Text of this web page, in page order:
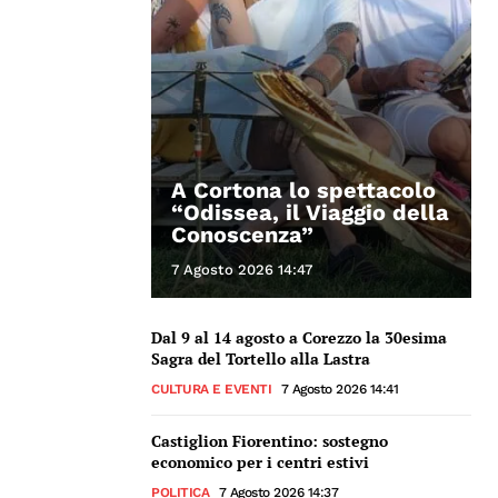
A Cortona lo spettacolo
“Odissea, il Viaggio della
Conoscenza”
7 Agosto 2026 14:47
Dal 9 al 14 agosto a Corezzo la 30esima
Sagra del Tortello alla Lastra
CULTURA E EVENTI 7 Agosto 2026 14:41
Castiglion Fiorentino: sostegno
economico per i centri estivi
POLITICA 7 Agosto 2026 14:37